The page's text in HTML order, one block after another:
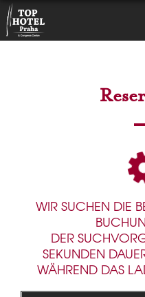
WIR SUCHEN DIE
DER
SEKUNDEN
WÄHREND DAS